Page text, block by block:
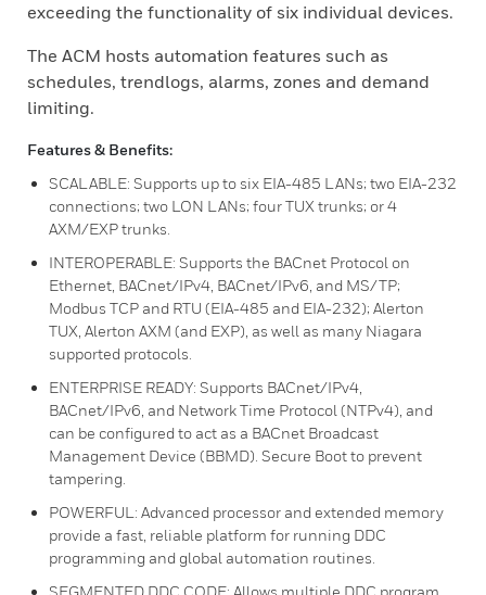
exceeding the functionality of six individual devices.
The ACM hosts automation features such as
schedules, trendlogs, alarms, zones and demand
limiting.
Features & Benefits:
SCALABLE: Supports up to six EIA-485 LANs; two EIA-232
connections; two LON LANs; four TUX trunks; or 4
AXM/EXP trunks.
INTEROPERABLE: Supports the BACnet Protocol on
Ethernet, BACnet/IPv4, BACnet/IPv6, and MS/TP;
Modbus TCP and RTU (EIA-485 and EIA-232); Alerton
TUX, Alerton AXM (and EXP), as well as many Niagara
supported protocols.
ENTERPRISE READY: Supports BACnet/IPv4,
BACnet/IPv6, and Network Time Protocol (NTPv4), and
can be configured to act as a BACnet Broadcast
Management Device (BBMD). Secure Boot to prevent
tampering.
POWERFUL: Advanced processor and extended memory
provide a fast, reliable platform for running DDC
programming and global automation routines.
SEGMENTED DDC CODE: Allows multiple DDC program